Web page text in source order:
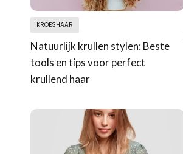
KROESHAAR
Natuurlijk krullen stylen: Beste
tools en tips voor perfect
krullend haar